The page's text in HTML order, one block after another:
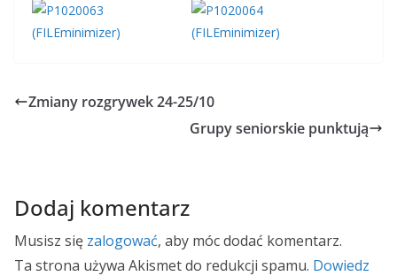
Zmiany rozgrywek 24-25/10
Grupy seniorskie punktują
Dodaj komentarz
Musisz się zalogować, aby móc dodać komentarz.
Ta strona używa Akismet do redukcji spamu. Dowiedz